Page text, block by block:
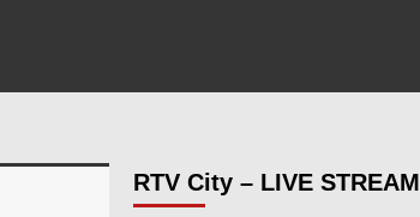
RTV City – LIVE STREAM